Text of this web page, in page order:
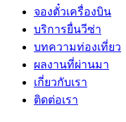
จองตั๋วเครื่องบิน
บริการยื่นวีซ่า
บทความท่องเที่ยว
ผลงานที่ผ่านมา
เกี่ยวกับเรา
ติดต่อเรา